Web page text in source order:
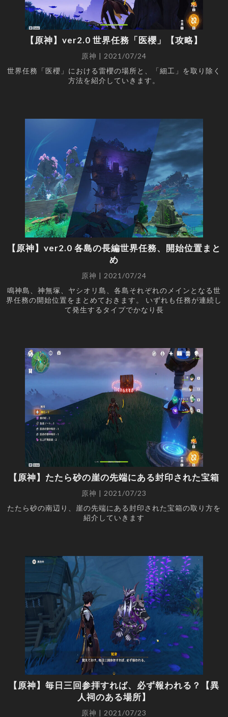
【原神】ver2.0 世界任務「医櫻」【攻略】
原神 | 2021/07/24
世界任務「医櫻」における雷櫻の場所と、「細工」を取り除く
方法を紹介していきます。
【原神】ver2.0 各島の長編世界任務、開始位置まと
め
原神 | 2021/07/24
鳴神島、神無塚、ヤシオリ島、各島それぞれのメインとなる世
界任務の開始位置をまとめておきます。 いずれも任務が連続し
て発生するタイプでかなり長
【原神】たたら砂の崖の先端にある封印された宝箱
原神 | 2021/07/23
たたら砂の南辺り、崖の先端にある封印された宝箱の取り方を
紹介していきます
【原神】毎日三回参拝すれば、必ず報われる？【異
人祠のある場所】
原神 | 2021/07/23